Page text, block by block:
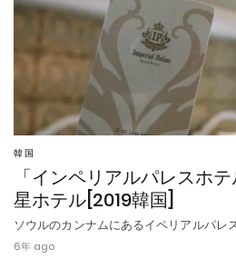
韓国
「インペリアルパレスホ
星ホテル[2019韓国]
ソウルのカンナムにあるイペリアルパレ
6年 ago